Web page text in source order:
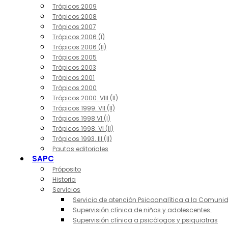
Trópicos 2009
Trópicos 2008
Trópicos 2007
Trópicos 2006 (I)
Trópicos 2006 (II)
Trópicos 2005
Trópicos 2003
Trópicos 2001
Trópicos 2000
Trópicos 2000. VIII (II)
Trópicos 1999. VII (II)
Trópicos 1998 VI (I)
Trópicos 1998. VI (II)
Trópicos 1993. III (II)
Pautas editoriales
SAPC
Próposito
Historia
Servicios
Servicio de atención Psicoanalítica a la
Supervisión clínica de niños y adolescentes.
Supervisión clínica a psicólogos y psiquiatras